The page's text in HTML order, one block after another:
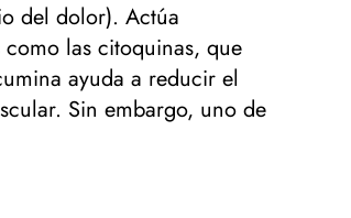
del dolor). Actúa
las citoquinas, que
ayuda a reducir el
Sin embargo, uno de